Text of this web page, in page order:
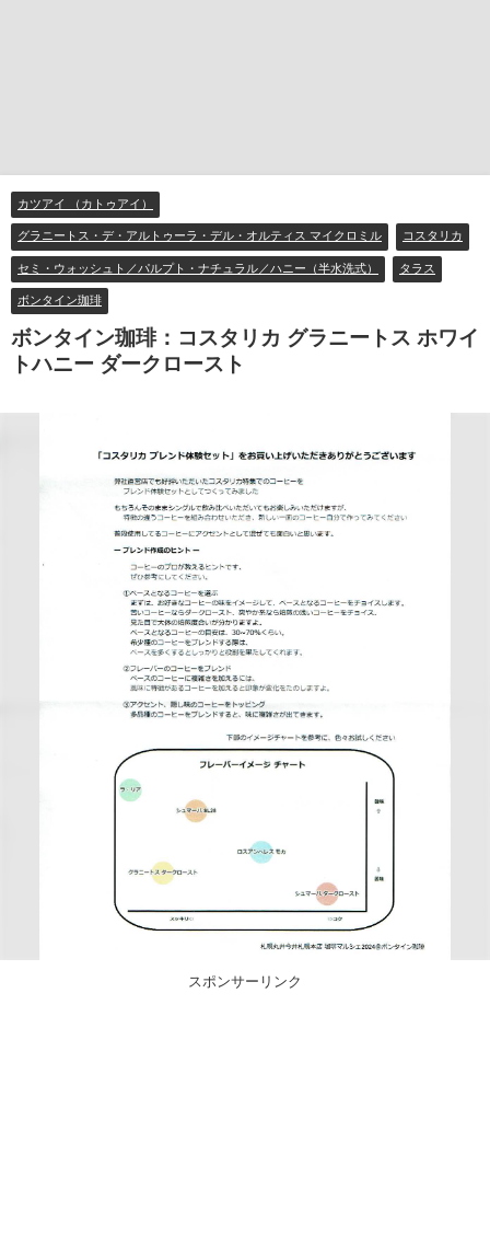
カツアイ （カトゥアイ）
グラニートス・デ・アルトゥーラ・デル・オルティス マイクロミル コスタリカ
セミ・ウォッシュト／パルプト・ナチュラル／ハニー（半水洗式） タラス
ボンタイン珈琲
ボンタイン珈琲：コスタリカ グラニートス ホワイ
トハニー ダークロースト
スポンサーリンク